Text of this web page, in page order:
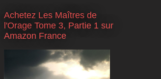
Achetez Les Maîtres de
l'Orage Tome 3, Partie 1 sur
Amazon France